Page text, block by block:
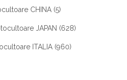
CHINA (5)
JAPAN (628)
ITALIA (960)